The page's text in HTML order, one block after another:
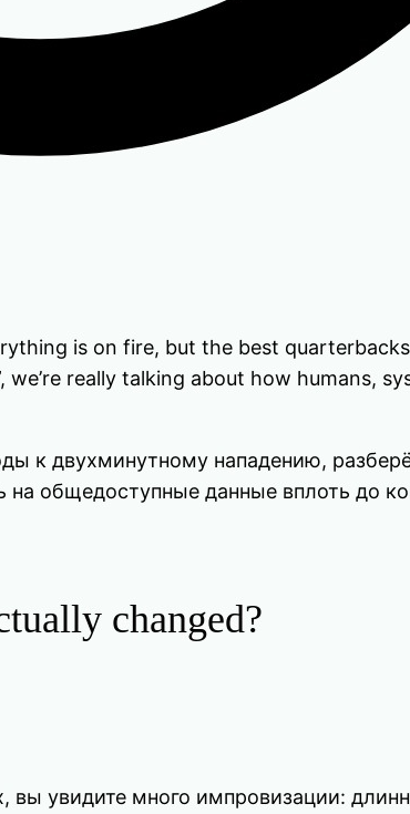
is on fire, but the best
really talking about how humans,
к двухминутному нападению,
общедоступные данные вплоть до
changed?
увидите много импровизации: